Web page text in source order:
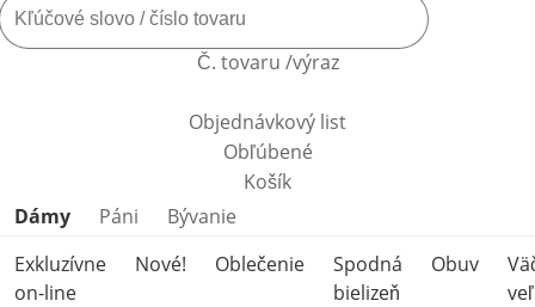
Č. tovaru /výraz
Objednávkový list
Obľúbené
Košík
Preskočiť kategórie produktov
Dámy Páni
Bývanie
Exkluzívne
on-line
Nové! Oblečenie
Spodná
bielizeň
Obuv